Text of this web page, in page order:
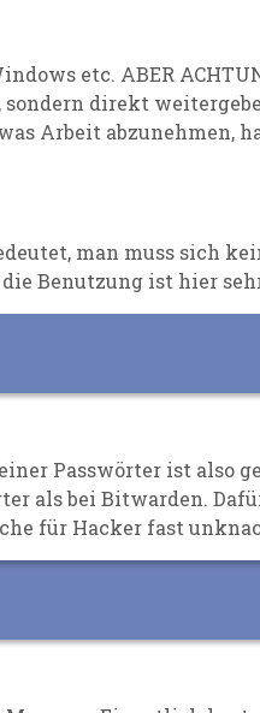
etc. ABER
direkt
Arbeit abzunehmen,
, man muss sich
Benutzung ist hier
Passwörter ist also
als bei Bitwarden.
für Hacker fast